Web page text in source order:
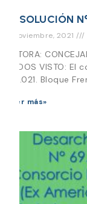
RESOLUCIÓN
4 noviembre, 2021
AUTORA:
TODOS VISTO:
– 2.021. Bloque
Leer más»